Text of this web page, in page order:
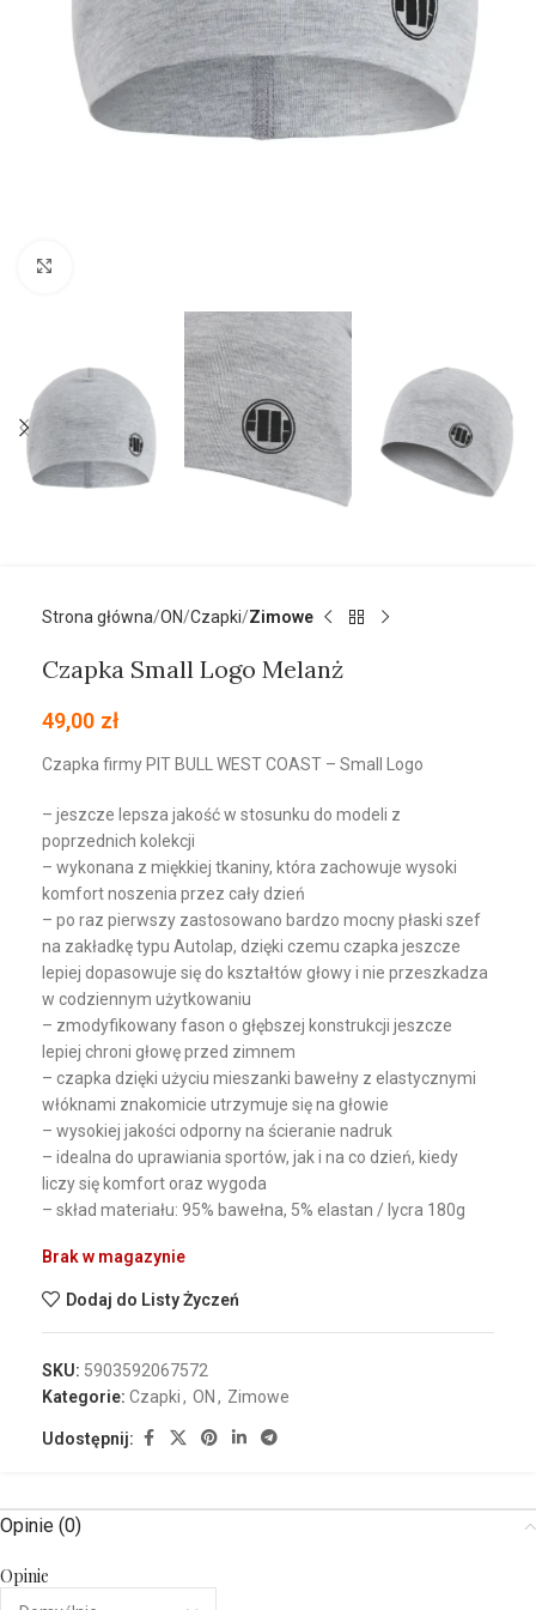
Strona główna ON Czapki Zimowe
Czapka Small Logo Melanż
49,00 zł
Czapka firmy PIT BULL WEST COAST – Small Logo
– jeszcze lepsza jakość w stosunku do modeli z
poprzednich kolekcji
– wykonana z miękkiej tkaniny, która zachowuje wysoki
komfort noszenia przez cały dzień
– po raz pierwszy zastosowano bardzo mocny płaski szef
na zakładkę typu Autolap, dzięki czemu czapka jeszcze
lepiej dopasowuje się do kształtów głowy i nie przeszkadza
w codziennym użytkowaniu
– zmodyfikowany fason o głębszej konstrukcji jeszcze
lepiej chroni głowę przed zimnem
– czapka dzięki użyciu mieszanki bawełny z elastycznymi
włóknami znakomicie utrzymuje się na głowie
– wysokiej jakości odporny na ścieranie nadruk
– idealna do uprawiania sportów, jak i na co dzień, kiedy
liczy się komfort oraz wygoda
– skład materiału: 95% bawełna, 5% elastan / lycra 180g
Brak w magazynie
Dodaj do Listy Życzeń
SKU: 5903592067572
Kategorie: Czapki, ON , Zimowe
Udostępnij:
Opinie (0)
Opinie